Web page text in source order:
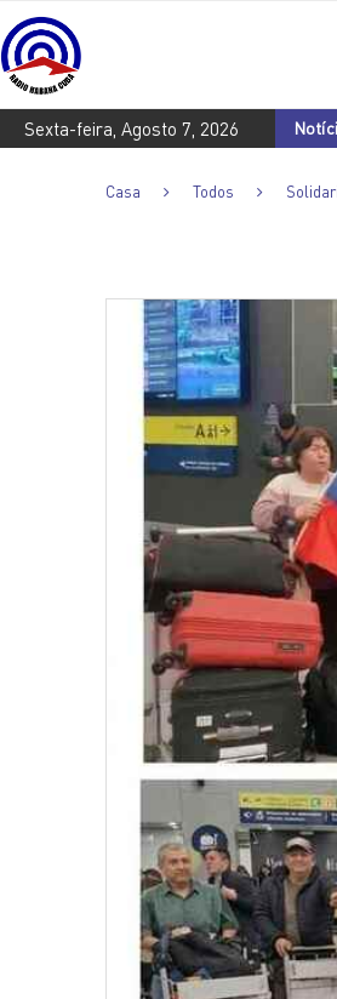
Sexta-feira, Agosto 7, 2026
a Cuba para o centenário de Fidel
Casa Todos